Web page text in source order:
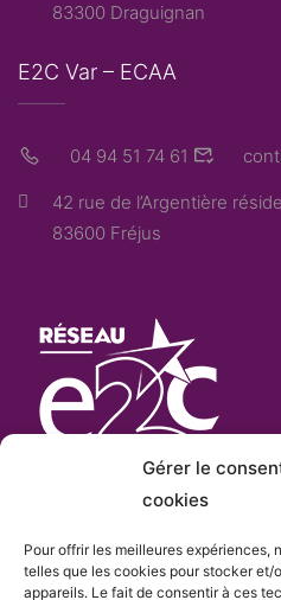
Gérer le
cookies
Pour offrir les meilleures expériences,
telles que les cookies pour stocker et/
appareils. Le fait de consentir à ces
83300 Draguignan
E2C Var – ECAA
04 94 51 74 61
42 rue de l’Argentière
83600 Fréjus
L’E2C Varest «membre
e